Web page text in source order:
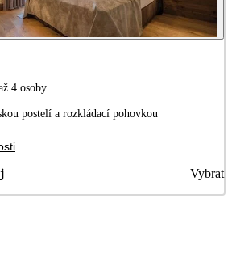
4 osoby
postelí a rozkládací pohovkou
Vybrat